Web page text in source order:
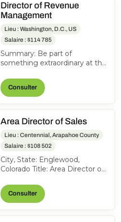
Director of Revenue
Management
Lieu : Washington, D.C., US
Salaire : $114 785
Summary: Be part of
something extraordinary at the
Regency Washington on
Capitol Hill-an iconi...
Consulter
Area Director of Sales
Lieu : Centennial, Arapahoe County
Salaire : $108 502
City, State: Englewood,
Colorado Title: Area Director of
FLSA: Exempt Status: F ull-
time...
Consulter